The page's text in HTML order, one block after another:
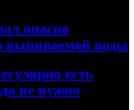
опасно
выпиваемой воды
есть
не нужно